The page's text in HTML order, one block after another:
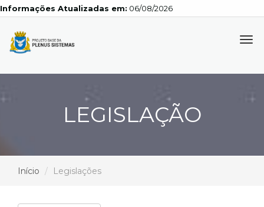
Atualizadas em: 06/08/2026
LEGISLAÇÃO
Início Legislações